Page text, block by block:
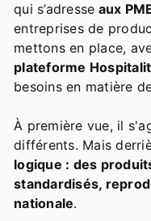
qui s’adresse aux
entreprises de
mettons en place,
plateforme
besoins en matière
À première vue, il
différents. Mais
logique : des
standardisés,
nationale.